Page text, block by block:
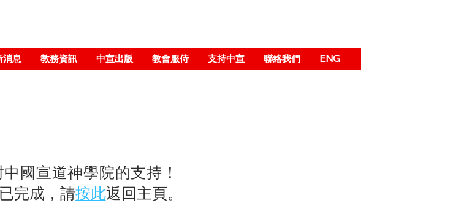
消息 教務資訊 中宣出版 教會服侍 支持中宣 聯絡我們 ENG
國宣道神學院的支持！
完成，請按此返回主頁。